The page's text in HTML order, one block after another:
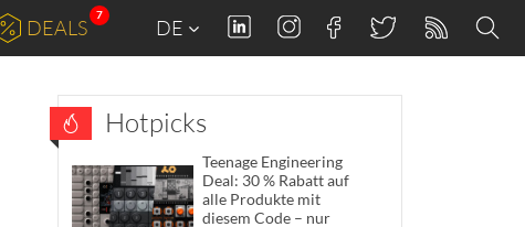
DEALS
7
DE
Hotpicks
Teenage Engineering
Deal: 30 % Rabatt auf
alle Produkte mit
diesem Code – nur